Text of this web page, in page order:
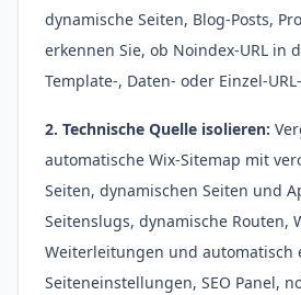
dynamische Seiten, Blog-Posts,
erkennen Sie, ob Noindex-URL in
Template-, Daten- oder Einzel-
2. Technische Quelle isolieren:
automatische Wix-Sitemap mit
Seiten, dynamischen Seiten und
Seitenslugs, dynamische Routen,
Weiterleitungen und automatisch
Seiteneinstellungen, SEO Panel,